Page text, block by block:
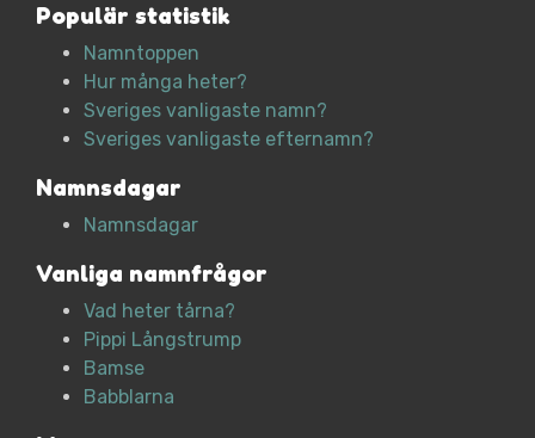
Populär statistik
Namntoppen
Hur många heter?
Sveriges vanligaste namn?
Sveriges vanligaste efternamn?
Namnsdagar
Namnsdagar
Vanliga namnfrågor
Vad heter tårna?
Pippi Långstrump
Bamse
Babblarna